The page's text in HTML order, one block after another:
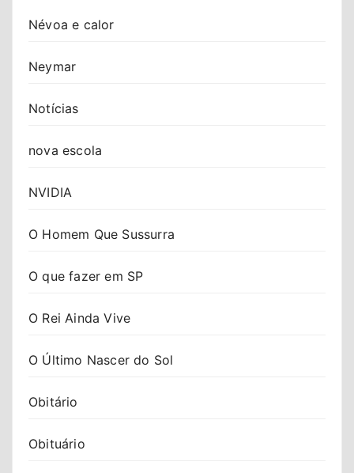
Névoa e calor
Neymar
Notícias
nova escola
NVIDIA
O Homem Que Sussurra
O que fazer em SP
O Rei Ainda Vive
O Último Nascer do Sol
Obitário
Obituário